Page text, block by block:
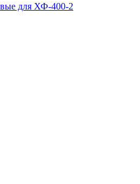
для ХФ-400-2